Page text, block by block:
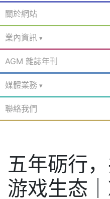
關於網站
業內資訊
AGM 雜誌年刊
媒體業務
聯絡我們
五年砺行
游戏生态